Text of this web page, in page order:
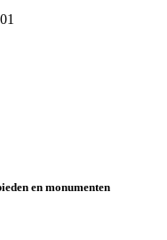
en monumenten